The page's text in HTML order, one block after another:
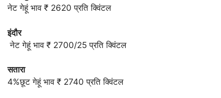
नेट गेहूं भाव ₹ 2620 प्रति क्विंटल
इंदौर
नेट गेहूं भाव ₹ 2700/25 प्रति क्विंटल
सतारा
4%छूट गेहूं भाव ₹ 2740 प्रति क्विंटल